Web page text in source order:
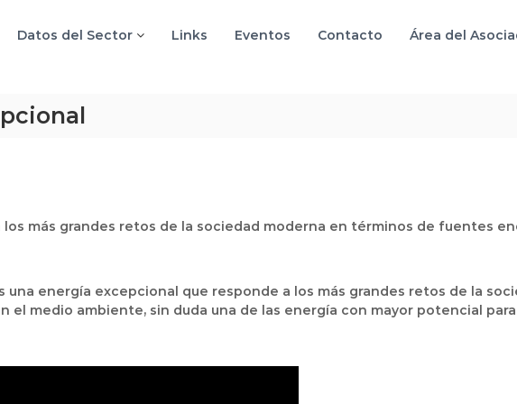
Datos del Sector Links Eventos Contacto Área del
los más grandes retos de la sociedad moderna en términos de fuentes
una energía excepcional que responde a los más grandes retos de la
medio ambiente, sin duda una de las energía con mayor potencial